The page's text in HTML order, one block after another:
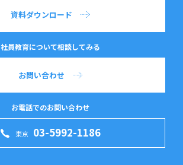
資料ダウンロード
社員教育について相談してみる
お問い合わせ
お電話でのお問い合わせ
東京 03-5992-1186